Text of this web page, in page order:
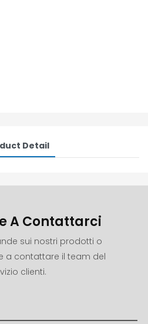
Detail
A Contattarci
sui nostri prodotti o
a contattare il team del
clienti.